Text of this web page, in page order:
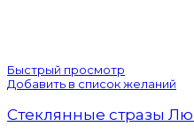
Быстрый просмотр
Добавить в список желаний
Стеклянные стразы